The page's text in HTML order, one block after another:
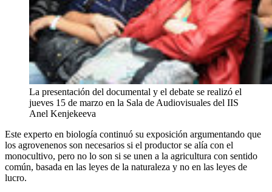
La presentación del documental y el debate se realizó el
jueves 15 de marzo en la Sala de Audiovisuales del IIS
Anel Kenjekeeva
Este experto en biología continuó su exposición argumentando que
los agrovenenos son necesarios si el productor se alía con el
monocultivo, pero no lo son si se unen a la agricultura con sentido
común, basada en las leyes de la naturaleza y no en las leyes de
lucro.